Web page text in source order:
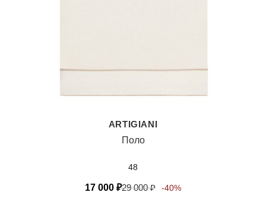
ARTIGIANI
Поло
48
17 000 ₽29 000₽ -40%